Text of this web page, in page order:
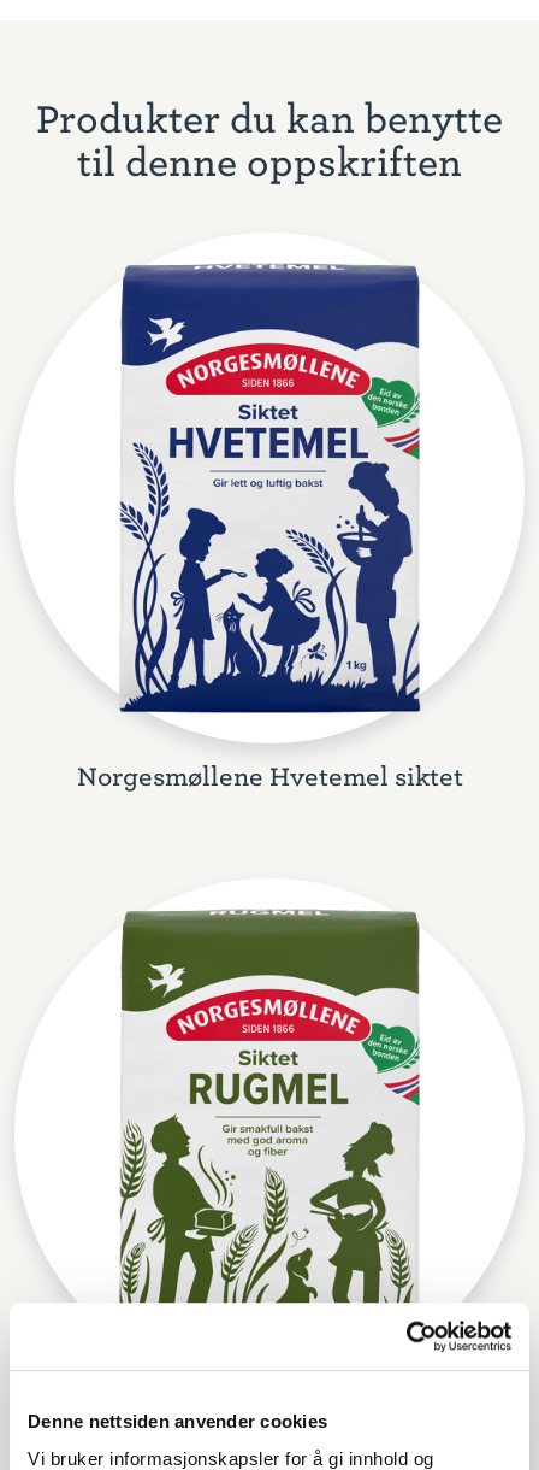
Denne nettsiden anvender cookies
Vi bruker informasjonskapsler for å gi innhold og
Produkter du kan benytte
til denne oppskriften
Norgesmøllene Hvetemel siktet
Norgesmøllene Rugmel siktet